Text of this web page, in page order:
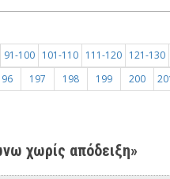
91-100 101-110 111-120 121-130
197 198 199 200
χωρίς απόδειξη»